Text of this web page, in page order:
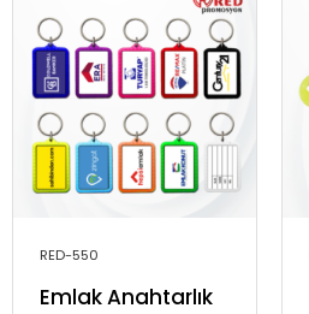
RED-550
Emlak Anahtarlık